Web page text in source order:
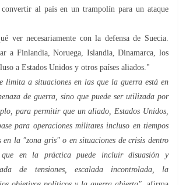
al país en un trampolín para un ataque
ver necesariamente con la defensa de Suecia.
a Finlandia, Noruega, Islandia, Dinamarca, los
a Estados Unidos y otros países aliados."
limita a situaciones en las que la guerra está en
de guerra, sino que puede ser utilizada por
para permitir que un aliado, Estados Unidos,
para operaciones militares incluso en tiempos
en la "zona gris" o en situaciones de crisis dentro
en la práctica puede incluir disuasión y
de tensiones, escalada incontrolada, la